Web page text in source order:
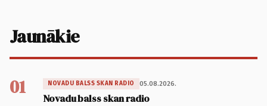
Jaunākie
01 NOVADU BALSS SKAN RADIO 05.08.2026.
Novadu balss skan radio